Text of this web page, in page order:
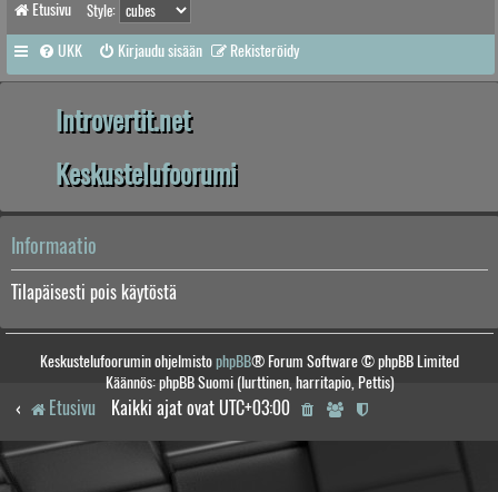
Etusivu Style:
UKK Kirjaudu sisään Rekisteröidy
Introvertit.net
Keskustelufoorumi
Informaatio
Tilapäisesti pois käytöstä
Keskustelufoorumin ohjelmistophpBB® Forum Software © phpBB Limited
Käännös: phpBB Suomi (lurttinen, harritapio, Pettis)
Etusivu Kaikki ajat ovat UTC+03:00